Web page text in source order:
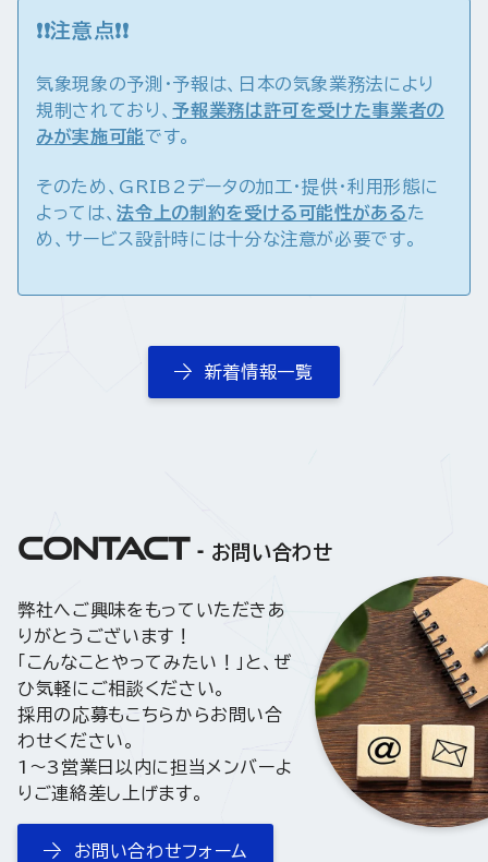
❗❗注意点❗❗
気象現象の予測・予報は、日本の気象業務法により
規制されており、予報業務は許可を受けた事業者の
みが実施可能です。
そのため、GRIB2データの加工・提供・利用形態に
よっては、法令上の制約を受ける可能性があるた
め、サービス設計時には十分な注意が必要です。
新着情報一覧
CONTACT お問い合わせ
弊社へご興味をもっていただきあ
りがとうございます！
「こんなことやってみたい！」と、ぜ
ひ気軽にご相談ください。
採用の応募もこちらからお問い合
わせください。
1〜3営業日以内に担当メンバーよ
りご連絡差し上げます。
お問い合わせフォーム